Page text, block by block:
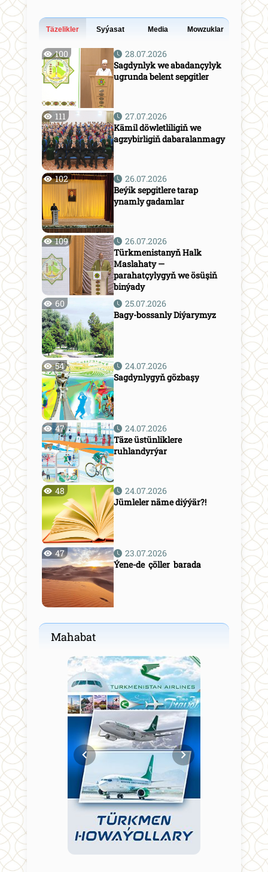
Täzelikler Syýasat Media Mowzuklar
100
28.07.2026
Sagdynlyk we abadançylyk
ugrunda belent sepgitler
111
27.07.2026
Kämil döwletliligiň we
agzybirligiň dabaralanmagy
102
26.07.2026
Beýik sepgitlere tarap
ynamly gadamlar
109
26.07.2026
Türkmenistanyň Halk
Maslahaty —
parahatçylygyň we ösüşiň
binýady
60
25.07.2026
Bagy-bossanly Diýarymyz
54
24.07.2026
Sagdynlygyň gözbaşy
47
24.07.2026
Täze üstünliklere
ruhlandyrýar
48
24.07.2026
Jümleler näme diýýär?!
47
23.07.2026
Ýene-de çöller barada
Mahabat